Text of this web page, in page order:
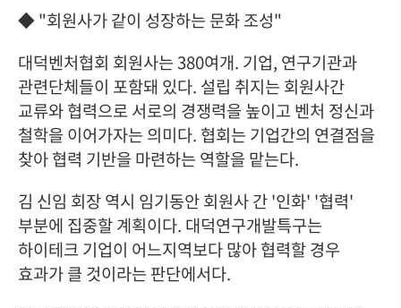
◆ "회원사가 같이 성장하는 문화 조성"
대덕벤처협회 회원사는 380여개. 기업, 연구기관과
관련단체들이 포함돼 있다. 설립 취지는 회원사간
교류와 협력으로 서로의 경쟁력을 높이고 벤처 정신과
철학을 이어가자는 의미다. 협회는 기업간의 연결점을
찾아 협력 기반을 마련하는 역할을 맡는다.
김 신임 회장 역시 임기동안 회원사 간 '인화' '협력'
부분에 집중할 계획이다. 대덕연구개발특구는
하이테크 기업이 어느지역보다 많아 협력할 경우
효과가 클 것이라는 판단에서다.